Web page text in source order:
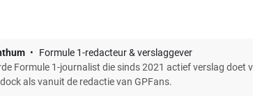
Formule 1-redacteur & verslaggever
Formule 1-journalist die sinds 2021 actief verslag doet
als vanuit de redactie van GPFans.